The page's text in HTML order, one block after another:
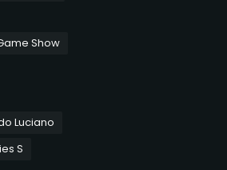
Show
Luciano
S